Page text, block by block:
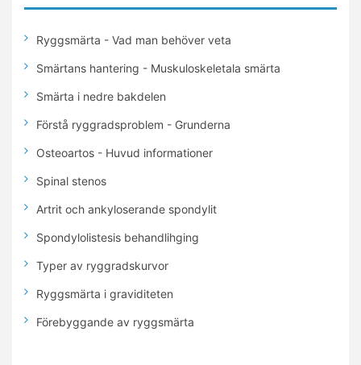
Ryggsmärta - Vad man behöver veta
Smärtans hantering - Muskuloskeletala smärta
Smärta i nedre bakdelen
Förstå ryggradsproblem - Grunderna
Osteoartos - Huvud informationer
Spinal stenos
Artrit och ankyloserande spondylit
Spondylolistesis behandlihging
Typer av ryggradskurvor
Ryggsmärta i graviditeten
Förebyggande av ryggsmärta